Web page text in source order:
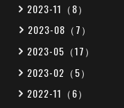
2023-11（8）
2023-08（7）
2023-05（17）
2023-02（5）
2022-11（6）